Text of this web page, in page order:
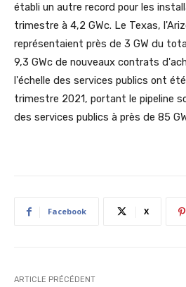
établi un autre record pour les
trimestre à 4,2 GWc. Le Texas,
représentaient près de 3 GW du
9,3 GWc de nouveaux contrats
l'échelle des services publics ont
trimestre 2021, portant le pipeline
des services publics à près de 85
Facebook X
ARTICLE PRÉCÉDENT